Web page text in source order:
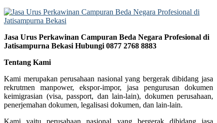
Jasa Urus Perkawinan Campuran Beda Negara Profesional di
Jatisampurna Bekasi Hubungi 0877 2768 8883
Tentang Kami
Kami merupakan perusahaan nasional yang bergerak dibidang jasa
rekrutmen manpower, ekspor-impor, jasa pengurusan dokumen
keimigrasian (visa, passport, dan lain-lain), dokumen perusahaan,
penerjemahan dokumen, legalisasi dokumen, dan lain-lain.
Kami yaitu perusahaan nasional yang bergerak dibidang jasa